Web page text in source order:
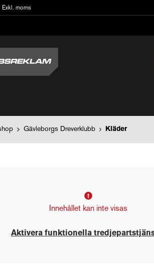
Exkl. moms
Gävleborgs Dreverklubb Kläder
Innehållet kan inte visas
Aktivera funktionella